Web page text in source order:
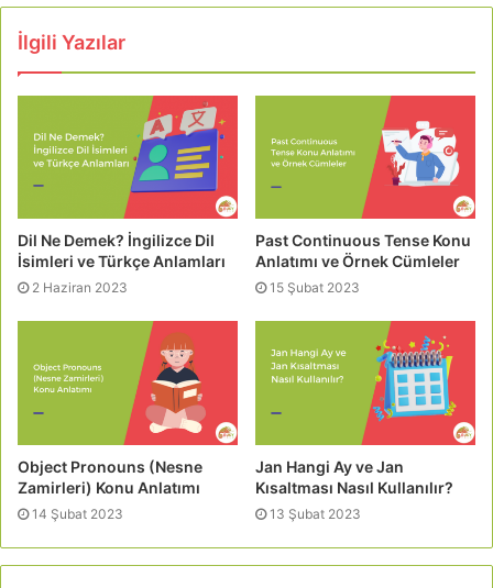
İlgili Yazılar
Dil Ne Demek? İngilizce Dil
İsimleri ve Türkçe Anlamları
2 Haziran 2023
Past Continuous Tense Konu
Anlatımı ve Örnek Cümleler
15 Şubat 2023
Object Pronouns (Nesne
Zamirleri) Konu Anlatımı
14 Şubat 2023
Jan Hangi Ay ve Jan
Kısaltması Nasıl Kullanılır?
13 Şubat 2023